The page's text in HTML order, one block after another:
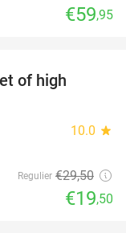
€59,95
of high
10.0 star
Regulier €29,50
€19,50